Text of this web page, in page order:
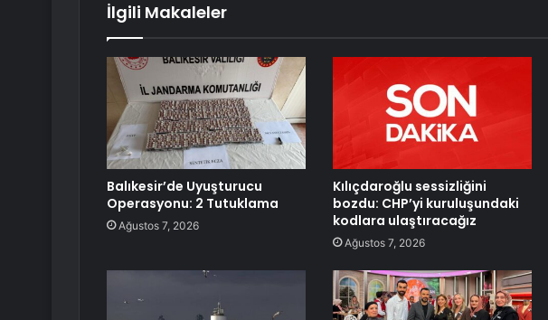
İlgili Makaleler
Balıkesir’de Uyuşturucu
Operasyonu: 2 Tutuklama
Ağustos 7, 2026
Kılıçdaroğlu sessizliğini
bozdu: CHP’yi kuruluşundaki
kodlara ulaştıracağız
Ağustos 7, 2026